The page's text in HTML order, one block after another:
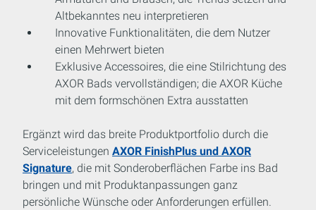
Altbekanntes neu interpretieren
Innovative Funktionalitäten, die dem Nutzer
einen Mehrwert bieten
Exklusive Accessoires, die eine Stilrichtung des
AXOR Bads vervollständigen; die AXOR Küche
mit dem formschönen Extra ausstatten
Ergänzt wird das breite Produktportfolio durch die
Serviceleistungen AXOR FinishPlus und AXOR
Signature, die mit Sonderoberflächen Farbe ins Bad
bringen und mit Produktanpassungen ganz
persönliche Wünsche oder Anforderungen erfüllen.